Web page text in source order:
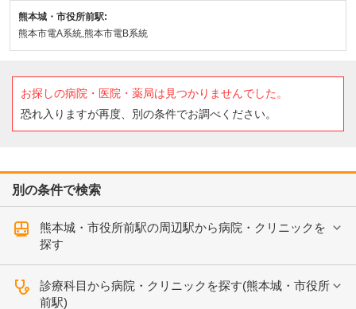
熊本城・市役所前駅:
熊本市電A系統,熊本市電B系統
お探しの病院・医院・薬局は見つかりませんでした。
恐れ入りますが再度、別の条件でお調べください。
別の条件で検索
熊本城・市役所前駅の周辺駅から病院・クリニックを
探す
診療科目から病院・クリニックを探す(熊本城・市役所
前駅)